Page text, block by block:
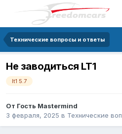
Технические вопросы и ответы
Не заводиться LT1
lt1 5.7
От Гость Mastermind
3 февраля, 2025 в Технические